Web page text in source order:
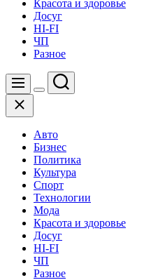
Красота и здоровье
Досуг
HI-FI
ЧП
Разное
Меню
Цвет
Поиск
Закрыть
Авто
Бизнес
Политика
Культура
Спорт
Технологии
Мода
Красота и здоровье
Досуг
HI-FI
ЧП
Разное